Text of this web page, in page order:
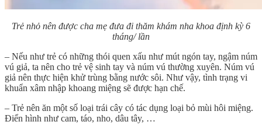
Trẻ nhỏ nên được cha mẹ đưa đi thăm khám nha khoa định kỳ 6
tháng/ lần
– Nếu như trẻ có những thói quen xấu như mút ngón tay, ngậm núm
vú giả, ta nên cho trẻ vệ sinh tay và núm vú thường xuyên. Núm vú
giả nên thực hiện khử trùng bằng nước sôi. Như vậy, tình trạng vi
khuẩn xâm nhập khoang miệng sẽ được hạn chế.
– Trẻ nên ăn một số loại trái cây có tác dụng loại bỏ mùi hôi miệng.
Điển hình như cam, táo, nho, dâu tây, …